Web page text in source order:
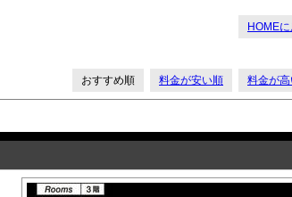
HOMEに
料金が高
料金が安い順
おすすめ順